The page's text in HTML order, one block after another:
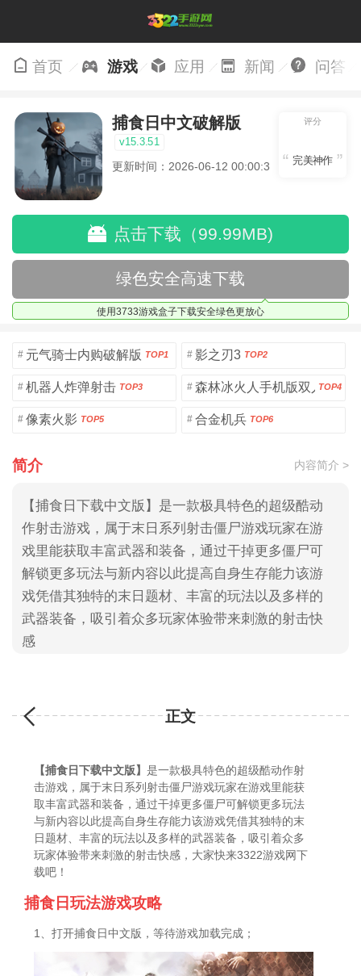
首页 游戏 应用 新闻 问答
捕食日中文破解版
v15.3.51
更新时间：2026-06-12 00:00:37
评分
完美神作
点击下载（99.99MB)
绿色安全高速下载
使用3733游戏盒子下载安全绿色更放心
# 元气骑士内购破解版 TOP1 # 影之刃3 TOP2
# 机器人炸弹射击 TOP3 # 森林冰火人手机版双人版
TOP4
# 像素火影 TOP5 # 合金机兵 TOP6
简介 内容简介 >
【捕食日下载中文版】是一款极具特色的超级酷动
作射击游戏，属于末日系列射击僵尸游戏玩家在游
戏里能获取丰富武器和装备，通过干掉更多僵尸可
解锁更多玩法与新内容以此提高自身生存能力该游
戏凭借其独特的末日题材、丰富的玩法以及多样的
武器装备，吸引着众多玩家体验带来刺激的射击快
感
正文
【捕食日下载中文版】是一款极具特色的超级酷动作射
击游戏，属于末日系列射击僵尸游戏玩家在游戏里能获
取丰富武器和装备，通过干掉更多僵尸可解锁更多玩法
与新内容以此提高自身生存能力该游戏凭借其独特的末
日题材、丰富的玩法以及多样的武器装备，吸引着众多
玩家体验带来刺激的射击快感，大家快来3322游戏网下
载吧！
捕食日玩法游戏攻略
1、打开捕食日中文版，等待游戏加载完成；